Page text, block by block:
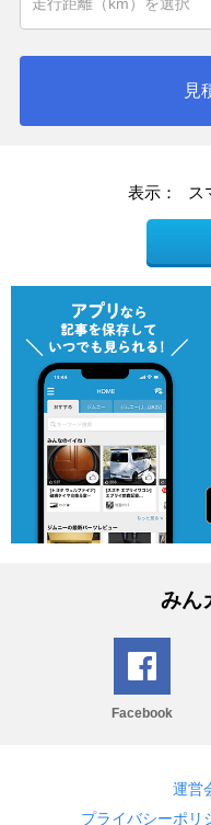
見
表示： ス
みん
Facebook
運営
プライバシーポリ